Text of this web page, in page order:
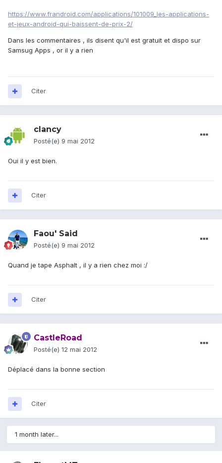
https://www.frandroid.com/applications/101009_les-applications-
et-jeux-android-qui-baissent-de-prix-2/
Dans les commentaires , ils disent qu'il est gratuit et dispo sur
Samsug Apps , or il y a rien
Citer
clancy
Posté(e) 9 mai 2012
Oui il y est bien.
Citer
Faou' Said
Posté(e) 9 mai 2012
Quand je tape Asphalt , il y a rien chez moi :/
Citer
CastleRoad
Posté(e) 12 mai 2012
Déplacé dans la bonne section
Citer
1 month later...